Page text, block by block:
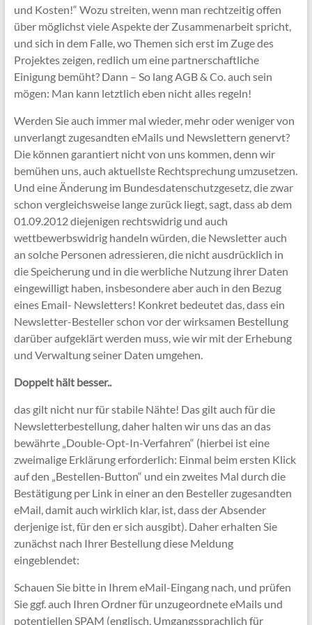
und Kosten!“ Wozu streiten, wenn man rechtzeitig offen
über möglichst viele Aspekte der Zusammenarbeit spricht,
und sich in dem Falle, wo Themen sich erst im Zuge des
Projektes zeigen, redlich um eine partnerschaftliche
Einigung bemüht? Dann – So lang AGB & Co. auch sein
mögen: Man kann letztlich eben nicht alles regeln!
Werden Sie auch immer mal wieder, mehr oder weniger von
unverlangt zugesandten eMails und Newslettern genervt?
Die können garantiert nicht von uns kommen, denn wir
bemühen uns, auch aktuellste Rechtsprechung umzusetzen.
Und eine Änderung im Bundesdatenschutzgesetz, die zwar
schon vergleichsweise lange zurück liegt, sagt, dass ab dem
01.09.2012 diejenigen rechtswidrig und auch
wettbewerbswidrig handeln würden, die Newsletter auch
an solche Personen adressieren, die nicht ausdrücklich in
die Speicherung und in die werbliche Nutzung ihrer Daten
eingewilligt haben, insbesondere aber auch in den Bezug
eines Email- Newsletters! Konkret bedeutet das, dass ein
Newsletter-Besteller schon vor der wirksamen Bestellung
darüber aufgeklärt werden muss, wie wir mit der Erhebung
und Verwaltung seiner Daten umgehen.
Doppelt hält besser..
das gilt nicht nur für stabile Nähte! Das gilt auch für die
Newsletterbestellung, daher halten wir uns das an das
bewährte „Double-Opt-In-Verfahren“ (hierbei ist eine
zweimalige Erklärung erforderlich: Einmal beim ersten Klick
auf den „Bestellen-Button“ und ein zweites Mal durch die
Bestätigung per Link in einer an den Besteller zugesandten
eMail, damit auch wirklich klar, ist, dass der Absender
derjenige ist, für den er sich ausgibt). Daher erhalten Sie
zunächst nach Ihrer Bestellung diese Meldung
eingeblendet:
Schauen Sie bitte in Ihrem eMail-Eingang nach, und prüfen
Sie ggf. auch Ihren Ordner für unzugeordnete eMails und
potentiellen SPAM (englisch, Umgangssprachlich für